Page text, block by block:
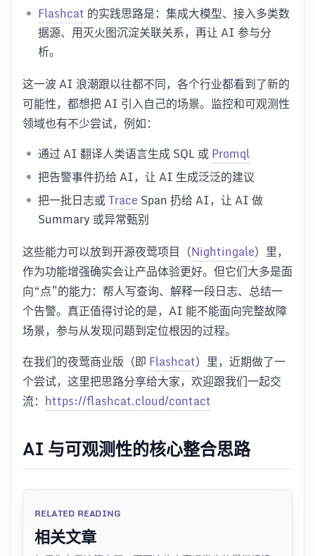
Flashcat 的实践思路是：集成大模型、接入多类数
据源、用灭火图沉淀关联关系，再让 AI 参与分
析。
这一波 AI 浪潮跟以往都不同，各个行业都看到了新的
可能性，都想把 AI 引入自己的场景。监控和可观测性
领域也有不少尝试，例如：
通过 AI 翻译人类语言生成 SQL 或Promql
把告警事件扔给 AI，让 AI 生成泛泛的建议
把一批日志或Trace Span 扔给 AI，让 AI 做
Summary 或异常甄别
这些能力可以放到开源夜莺项目（Nightingale）里，
作为功能增强确实会让产品体验更好。但它们大多是面
向“点”的能力：帮人写查询、解释一段日志、总结一
个告警。真正值得讨论的是，AI 能不能面向完整故障
场景，参与从发现问题到定位根因的过程。
在我们的夜莺商业版（即 Flashcat）里，近期做了一
个尝试，这里把思路分享给大家，欢迎跟我们一起交
流： https://flashcat.cloud/contact
AI 与可观测性的核心整合思路
RELATED READING
相关文章